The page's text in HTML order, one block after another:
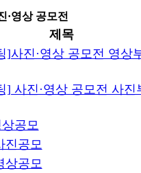
·영상 공모전
제목
]사진·영상 공모전 영상
] 사진·영상 공모전 사진
공모
진공모
상공모